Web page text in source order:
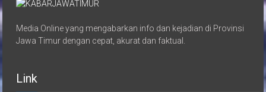
Media Online yang mengabarkan info dan kejadian di Provinsi
Jawa Timur dengan cepat, akurat dan faktual.
Link